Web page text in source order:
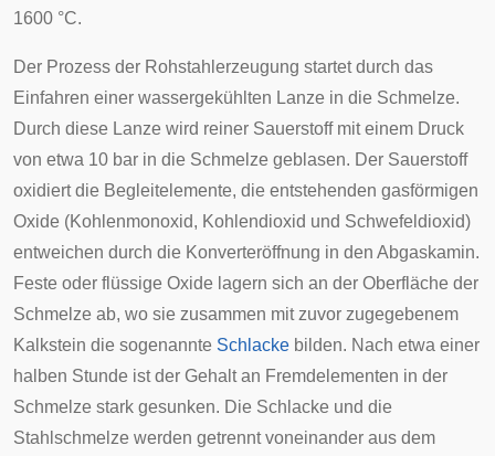
1600 °C.
Der Prozess der Rohstahlerzeugung startet durch das
Einfahren einer wassergekühlten Lanze in die Schmelze.
Durch diese Lanze wird reiner Sauerstoff mit einem Druck
von etwa 10 bar in die Schmelze geblasen. Der Sauerstoff
oxidiert die Begleitelemente, die entstehenden gasförmigen
Oxide (Kohlenmonoxid, Kohlendioxid und Schwefeldioxid)
entweichen durch die Konverteröffnung in den Abgaskamin.
Feste oder flüssige Oxide lagern sich an der Oberfläche der
Schmelze ab, wo sie zusammen mit zuvor zugegebenem
Kalkstein die sogenannte Schlacke bilden. Nach etwa einer
halben Stunde ist der Gehalt an Fremdelementen in der
Schmelze stark gesunken. Die Schlacke und die
Stahlschmelze werden getrennt voneinander aus dem